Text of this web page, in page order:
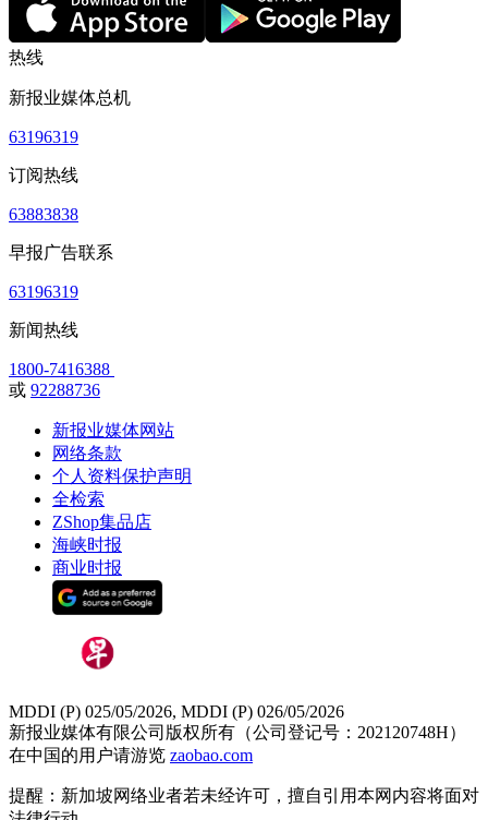
热线
新报业媒体总机
63196319
订阅热线
63883838
早报广告联系
63196319
新闻热线
1800-7416388
或 92288736
新报业媒体网站
网络条款
个人资料保护声明
全检索
ZShop集品店
海峡时报
商业时报
MDDI (P) 025/05/2026, MDDI (P) 026/05/2026
新报业媒体有限公司版权所有（公司登记号：202120748H）
在中国的用户请游览 zaobao.com
提醒：新加坡网络业者若未经许可，擅自引用本网内容将面对